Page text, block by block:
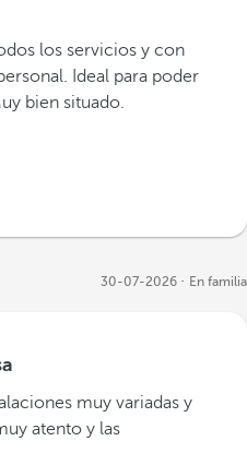
los servicios y con
Ideal para poder
bien situado.
30-07-2026 En familia
muy variadas y
atento y las